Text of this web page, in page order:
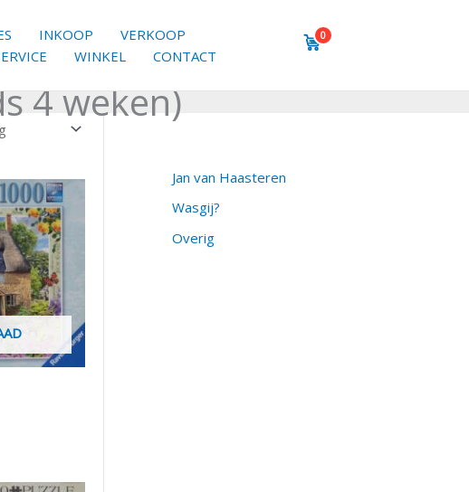
INKOOP
VERKOOP
WINKEL CONTACT
0
4 weken)
Jan van Haasteren
Wasgij?
Overig